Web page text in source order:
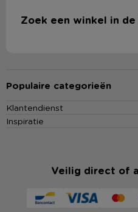
Zoek een winkel in
Populaire categorieën
Klantendienst
Inspiratie
Veilig direct of